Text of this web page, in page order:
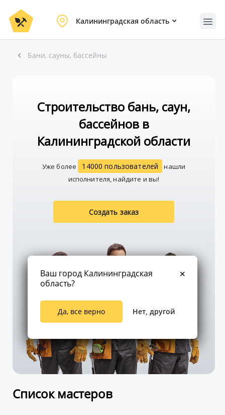
Калининградская область
Бани, сауны, бассейны
Строительство бань, саун,
бассейнов в
Калининградской области
Уже более 14000 пользователей
нашли
исполнителя, найдите и вы!
Создать заказ
Список мастеров
Ваш город Калининградская
область?
Да, все верно Нет, другой